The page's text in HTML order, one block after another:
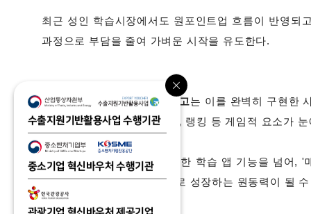
최근 성인 학습시장에서도 원포인트업 흐름이 반영
과정으로 부담을 줄여 가벼운 시작을 유도한다.
글로벌 언어 학습 앱,듀오링고는 이를 완벽히 구현한
앱을 열면 레벨업, 출석 체크, 랭킹 등 게임적 요소가
결과적으로 듀오링고는 단순한 학습 앱 기능을 넘어,
험을 만들고, 글로벌 브랜드로 성장하는 원동력이 될
수출지원기반활용사업 수행기관
중소기업 혁신바우처 수행기관